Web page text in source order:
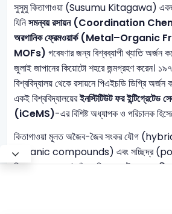
সুসুমু কিতাগাওয়া (Susumu Kitagawa) একজন
যিনিসমন্বয় রসায়ন (Coordination
অরগানিক ফ্রেমওয়ার্ক (Metal–Organic
MOFs) গবেষণার জন্য বিশ্বব্যাপী খ্যাতি অর্জন
জুলাই জাপানের কিয়োটো শহরে জন্মগ্রহণ করেন।
বিশ্ববিদ্যালয় থেকে রসায়নে পিএইচডি ডিগ্রি অর্জন
একই বিশ্ববিদ্যালয়েরইনস্টিটিউট ফর ইন্টিগ্রেটেড
(iCeMS)-এর বিশিষ্ট অধ্যাপক ও পরিচালক
কিতাগাওয়া মূলত অজৈব-জৈব সংকর যৌগ
organic compounds) এবং সচ্ছিদ্র
নিয়ে গবেষণা করেন। তাঁর আবিষ্কৃতমেটাল-